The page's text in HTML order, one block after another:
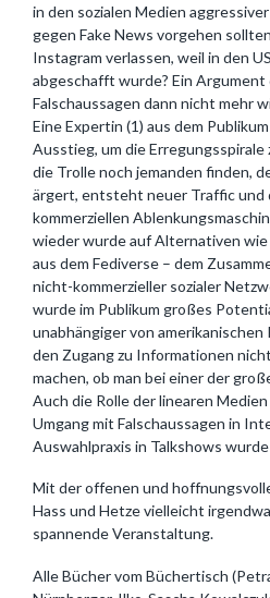
in den sozialen Medien
gegen Fake News vorgehen
Instagram verlassen, weil in den
abgeschafft wurde? Ein Argument
Falschaussagen dann nicht mehr
Eine Expertin (1) aus dem
Ausstieg, um die
die Trolle noch jemanden finden,
ärgert, entsteht neuer Traffic und
kommerziellen
wieder wurde auf Alternativen
aus dem Fediverse – dem
nicht-kommerzieller sozialer
wurde im Publikum großes
unabhängiger von
den Zugang zu Informationen
machen, ob man bei einer der
Auch die Rolle der linearen
Umgang mit Falschaussagen in
Auswahlpraxis in Talkshows
Mit der offenen und
Hass und Hetze vielleicht
spannende Veranstaltung.
Alle Bücher vom Büchertisch